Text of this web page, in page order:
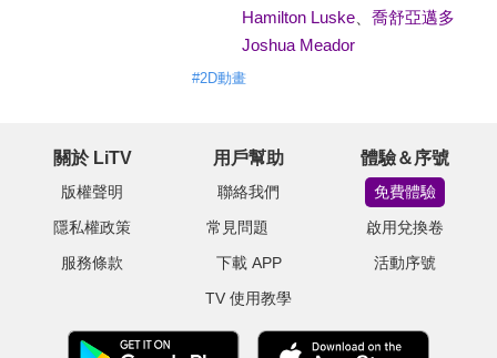
Hamilton Luske、 喬舒亞邁多
Joshua Meador
#2D動畫
關於 LiTV
版權聲明
隱私權政策
服務條款
用戶幫助
聯絡我們
常見問題
下載 APP
TV 使用教學
體驗＆序號
免費體驗
啟用兌換卷
活動序號